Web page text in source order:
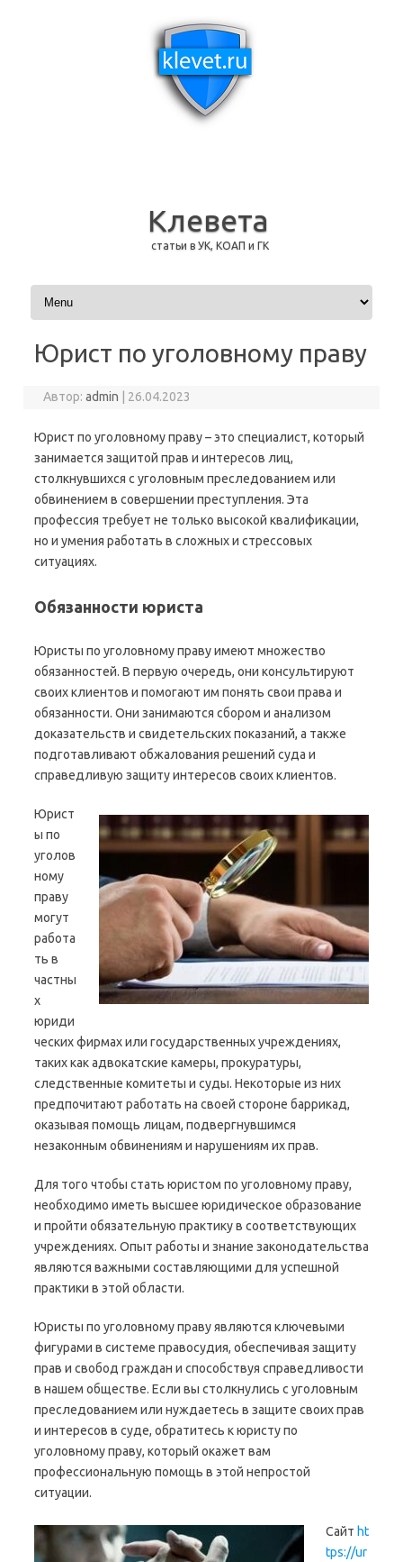
Клевета
статьи в УК, КОАП и ГК
Перейти к содержимому
Юрист по уголовному праву
Автор:admin 26.04.2023
Юрист по уголовному праву – это специалист, который
занимается защитой прав и интересов лиц,
столкнувшихся с уголовным преследованием или
обвинением в совершении преступления. Эта
профессия требует не только высокой квалификации,
но и умения работать в сложных и стрессовых
ситуациях.
Обязанности юриста
Юристы по уголовному праву имеют множество
обязанностей. В первую очередь, они консультируют
своих клиентов и помогают им понять свои права и
обязанности. Они занимаются сбором и анализом
доказательств и свидетельских показаний, а также
подготавливают обжалования решений суда и
справедливую защиту интересов своих клиентов.
Юрист
ы по
уголов
ному
праву
могут
работа
ть в
частны
х
юриди
ческих фирмах или государственных учреждениях,
таких как адвокатские камеры, прокуратуры,
следственные комитеты и суды. Некоторые из них
предпочитают работать на своей стороне баррикад,
оказывая помощь лицам, подвергнувшимся
незаконным обвинениям и нарушениям их прав.
Для того чтобы стать юристом по уголовному праву,
необходимо иметь высшее юридическое образование
и пройти обязательную практику в соответствующих
учреждениях. Опыт работы и знание законодательства
являются важными составляющими для успешной
практики в этой области.
Юристы по уголовному праву являются ключевыми
фигурами в системе правосудия, обеспечивая защиту
прав и свобод граждан и способствуя справедливости
в нашем обществе. Если вы столкнулись с уголовным
преследованием или нуждаетесь в защите своих прав
и интересов в суде, обратитесь к юристу по
уголовному праву, который окажет вам
профессиональную помощь в этой непростой
ситуации.
Сайт ht
tps://ur